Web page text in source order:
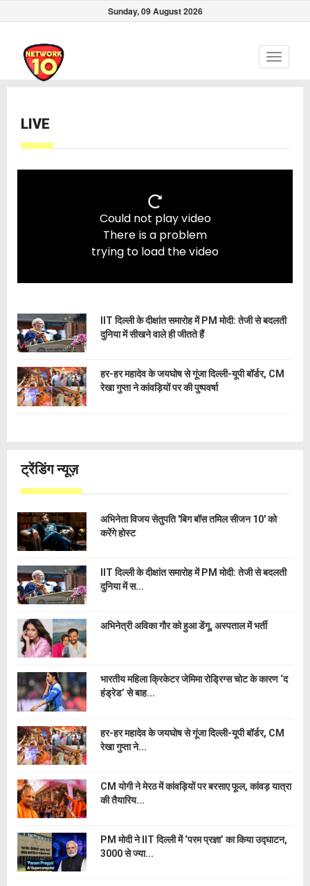
Sunday, 09 August 2026
Toggle
LIVE
IIT दिल्ली के दीक्षांत समारोह में PM मोदी: तेजी से बदलती
दुनिया में सीखने वाले ही जीतते हैं
हर-हर महादेव के जयघोष से गूंजा दिल्ली-यूपी बॉर्डर, CM
रेखा गुप्ता ने कांवड़ियों पर की पुष्पवर्षा
ट्रेंडिंग न्यूज़
अभिनेता विजय सेतुपति 'बिग बॉस तमिल सीजन 10' को
करेंगे होस्ट
IIT दिल्ली के दीक्षांत समारोह में PM मोदी: तेजी से बदलती
दुनिया में स...
अभिनेत्री अविका गौर को हुआ डेंगू, अस्पताल में भर्ती
भारतीय महिला क्रिकेटर जेमिमा रोड्रिग्स चोट के कारण ‘द
हंड्रेड’ से बाह...
हर-हर महादेव के जयघोष से गूंजा दिल्ली-यूपी बॉर्डर, CM
रेखा गुप्ता ने...
CM योगी ने मेरठ में कांवड़ियों पर बरसाए फूल, कांवड़ यात्रा
की तैयारिय...
PM मोदी ने IIT दिल्ली में ‘परम प्रज्ञा’ का किया उद्घाटन,
3000 से ज्या...